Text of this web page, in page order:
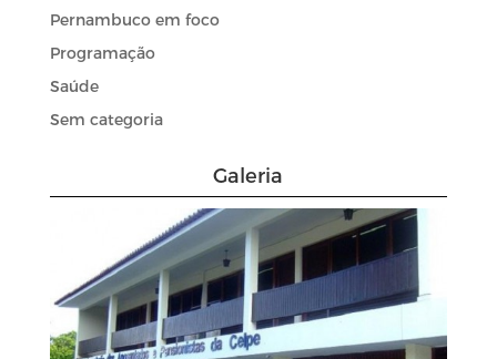
Pernambuco em foco
Programação
Saúde
Sem categoria
Galeria